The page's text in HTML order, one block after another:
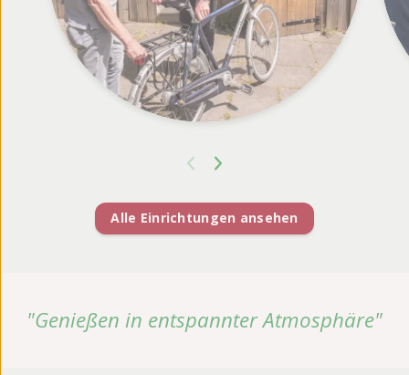
Alle Einrichtungen ansehen
"Genießen in entspannter Atmosphäre"